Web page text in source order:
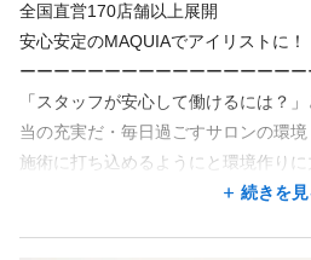
勤務地が希望に合わなくても、応募
あります。
この求人の別店舗
MAQUIA 北千住店 北千住駅 徒歩2分
ご自身の都合に合わせて働いていただ
もちろん主婦の方、ママさんスタッ
☆ノルマはありません！頑張った分
昇給・昇格はもちろん、マネジメン
全国直営170店舗以上展開
安心安定のMAQUIAでアイリストに！
ーーーーーーーーーーーーーーーーー
「スタッフが安心して働けるには？
当の充実だ・毎日過ごすサロンの環
施術に打ち込めるようにと環境作りに
そして、未経験の方でも安心してサ
続きを見